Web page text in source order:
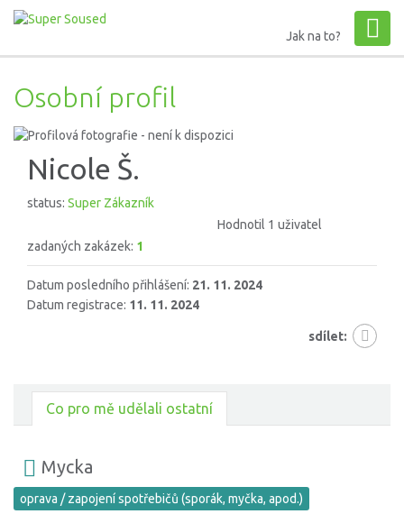
Jak na to?
Osobní profil
Nicole Š.
status: Super Zákazník
Hodnotil 1 uživatel
zadaných zakázek: 1
Datum posledního přihlášení: 21. 11. 2024
Datum registrace: 11. 11. 2024
sdílet:
Co pro mě udělali ostatní
Mycka
oprava / zapojení spotřebičů (sporák, myčka, apod.)